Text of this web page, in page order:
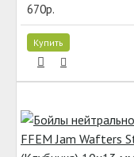
670р.
Купить